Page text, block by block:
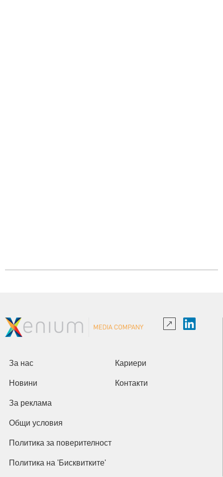
За нас Кариери
Новини Контакти
За реклама
Общи условия
Политика за поверителност
Политика на 'Бисквитките'